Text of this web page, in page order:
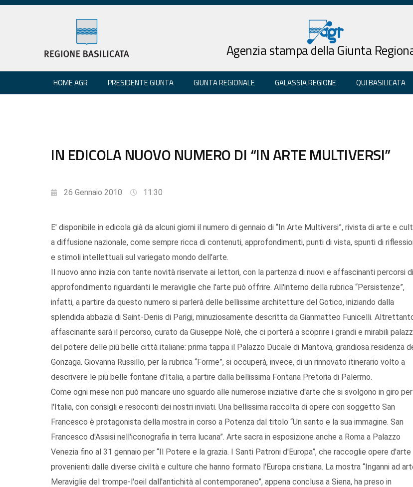
Agenzia stampa della Giunta
HOME AGR PRESIDENTE GIUNTA GIUNTA REGIONALE GALASSIA REGIONE QUI BASILICATA
IN EDICOLA NUOVO NUMERO DI “IN ARTE MULTIVERSI”
26 Gennaio 2010 11:30
E' disponibile in edicola già da alcuni giorni il numero di gennaio di “In Arte Multiversi”, rivista di arte e
a diffusione nazionale, come sempre ricca di contenuti, approfondimenti, punti di vista, spunti di
e stimoli intellettuali sul variegato mondo dell'arte.
Il nuovo anno inizia con tante novità riservate ai lettori, con la partenza di nuovi e affascinanti percorsi di
approfondimento riguardanti le meraviglie che l'arte può offrire. All'interno della rubrica “Persistenze”,
infatti, a partire da questo numero si parlerà delle bellissime architetture del Gotico, iniziando dalla
splendida abbazia di Saint-Denis di Parigi, minuziosamente descritta da Gianmatteo Funicelli.
affascinante sarà il percorso, curato da Giuseppe Nolè, che ci porterà a scoprire i grandi e mirabili
del potere delle più belle città italiane: prima tappa il Palazzo Ducale di Mantova, grandiosa residenza
Gonzaga. Giovanna Russillo, per la rubrica “Forme”, si occuperà, invece, di un rinnovato itinerario volto a
descrivere le più belle fontane d'Italia, a partire dalla bellissima Fontana Pretoria di Palermo.
Come ogni mese non può mancare uno sguardo alle numerose iniziative d'arte che si svolgono in giro per
l'Italia, con consigli e resoconti dei nostri inviati. Una bellissima raccolta di opere con soggetto San
Francesco è protagonista della mostra in corso a Potenza dal titolo “Un santo e la sua immagine. San
Francesco d'Assisi nell'iconografia in terra lucana”. Arte sacra in esposizione anche a Roma a Palazzo
Venezia fino al 31 gennaio per “Il Potere e la grazia. I Santi Patroni d'Europa”, che raccoglie opere d'arte
provenienti dalle diverse civiltà e culture che hanno formato l'Europa cristiana. La mostra “Inganni ad
Meraviglie del trompe-l'oeil dall'antichità al contemporaneo”, appena conclusa a Siena, ha preso in